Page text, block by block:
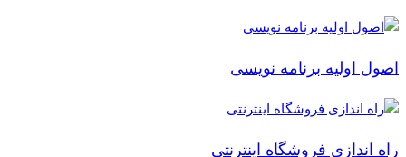
اصول اولیه برنامه نویسی
راه اندازی فروشگاه اینترنتی